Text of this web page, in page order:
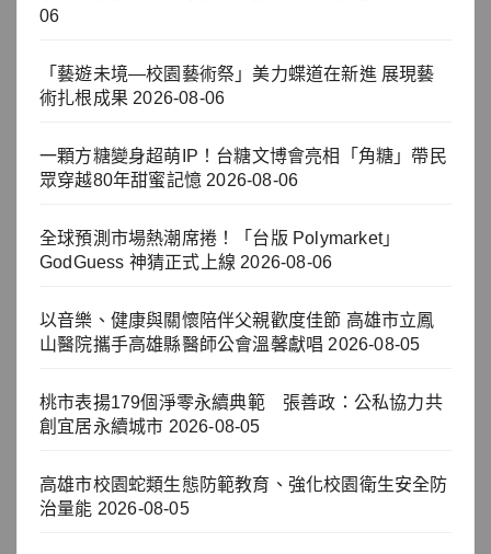
06
「藝遊未境—校園藝術祭」美力蝶道在新進 展現藝
術扎根成果 2026-08-06
一顆方糖變身超萌IP！台糖文博會亮相「角糖」帶民
眾穿越80年甜蜜記憶 2026-08-06
全球預測市場熱潮席捲！「台版 Polymarket」
GodGuess 神猜正式上線 2026-08-06
以音樂、健康與關懷陪伴父親歡度佳節 高雄市立鳳
山醫院攜手高雄縣醫師公會溫馨獻唱 2026-08-05
桃市表揚179個淨零永續典範 張善政：公私協力共
創宜居永續城市 2026-08-05
高雄市校園蛇類生態防範教育、強化校園衛生安全防
治量能 2026-08-05